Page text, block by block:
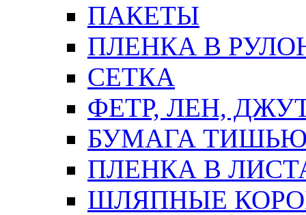
ПАКЕТЫ
ПЛЕНКА В
СЕТКА
ФЕТР, ЛЕН,
БУМАГА
ПЛЕНКА В
ШЛЯПНЫЕ